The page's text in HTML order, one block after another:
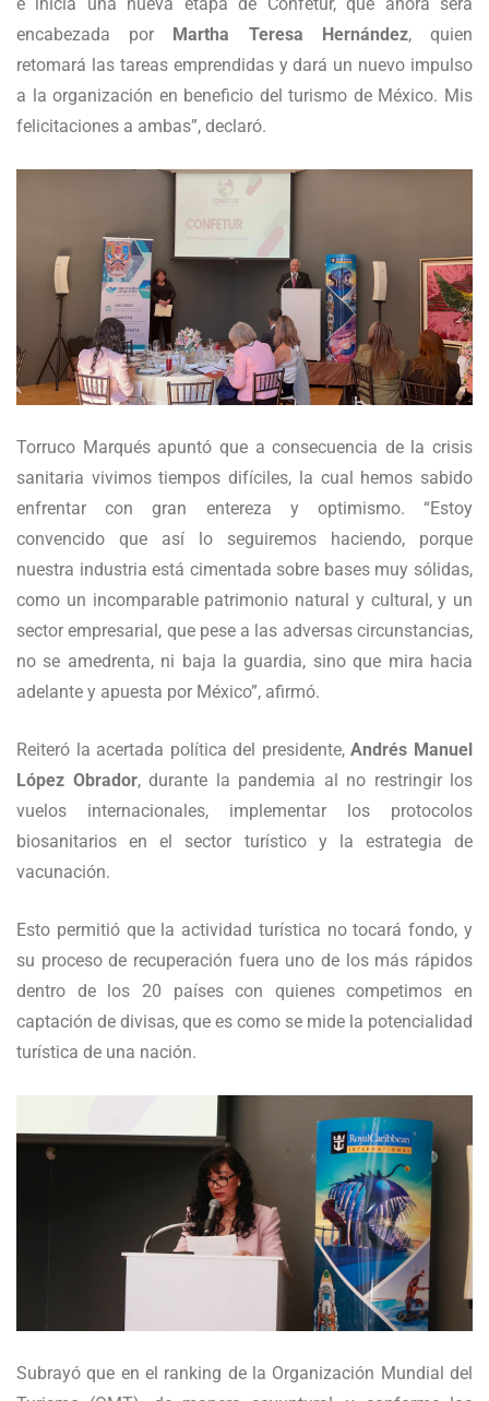
e inicia una nueva etapa de Confetur, que ahora será
encabezada por
Martha Teresa Hernández, quien
retomará las tareas emprendidas y dará un nuevo impulso
a la organización en beneficio del turismo de México. Mis
felicitaciones a ambas”, declaró.
Torruco Marqués apuntó que a consecuencia de la crisis
sanitaria vivimos tiempos difíciles, la cual hemos sabido
enfrentar con gran entereza y optimismo. “Estoy
convencido que así lo seguiremos haciendo, porque
nuestra industria está cimentada sobre bases muy sólidas,
como un incomparable patrimonio natural y cultural, y un
sector empresarial, que pese a las adversas circunstancias,
no se amedrenta, ni baja la guardia, sino que mira hacia
adelante y apuesta por México”, afirmó.
Reiteró la acertada política del presidente,Andrés Manuel
López Obrador, durante la pandemia al no restringir los
vuelos internacionales, implementar los protocolos
biosanitarios en el sector turístico y la estrategia de
vacunación.
Esto permitió que la actividad turística no tocará fondo, y
su proceso de recuperación fuera uno de los más rápidos
dentro de los 20 países con quienes competimos en
captación de divisas, que es como se mide la potencialidad
turística de una nación.
Subrayó que en el ranking de la Organización Mundial del